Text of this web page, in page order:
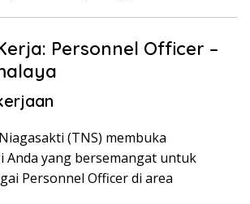
Personnel Officer –
(TNS) membuka
Anda yang bersemangat untuk
Personnel Officer di area